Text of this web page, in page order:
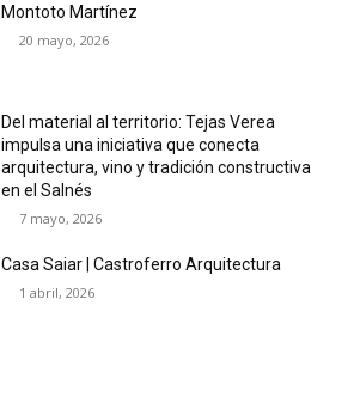
Montoto Martínez
20 mayo, 2026
Del material al territorio: Tejas Verea
impulsa una iniciativa que conecta
arquitectura, vino y tradición constructiva
en el Salnés
7 mayo, 2026
Casa Saiar | Castroferro Arquitectura
1 abril, 2026